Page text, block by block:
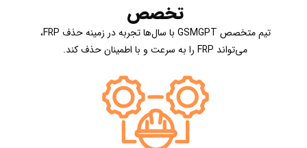
تخصص
تیم متخصص GSMGPT با سال‌ها تجربه در زمینه حذف FRP،
می‌تواند FRP را به سرعت و با اطمینان حذف کند.